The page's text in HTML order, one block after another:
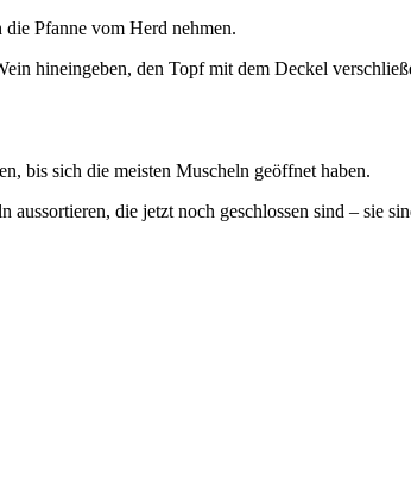
Pfanne vom Herd nehmen.
hineingeben, den Topf mit dem Deckel
bis sich die meisten Muscheln geöffnet haben.
die jetzt noch geschlossen sind – sie